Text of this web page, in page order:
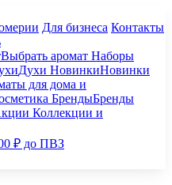
Для бизнеса Контакты
Выбрать аромат Наборы
Духи НовинкиНовинки
для дома и
БрендыБренды
Коллекции и
₽ до ПВЗ